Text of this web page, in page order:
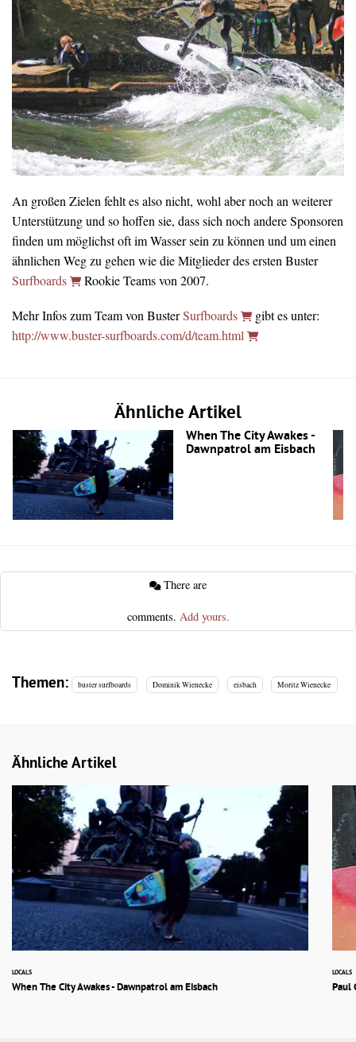
An großen Zielen fehlt es also nicht, wohl aber noch an weiterer
Unterstützung und so hoffen sie, dass sich noch andere Sponsoren
finden um möglichst oft im Wasser sein zu können und um einen
ähnlichen Weg zu gehen wie die Mitglieder des ersten Buster
Surfboards
Rookie Teams von 2007.
Mehr Infos zum Team von BusterSurfboards
gibt es unter:
http://www.buster-surfboards.com/d/team.html
Ähnliche Artikel
When The City Awakes -
Dawnpatrol am Eisbach
comments. Add yours.
Themen: buster surfboards Dominik Wienecke eisbach Moritz Wienecke
Ähnliche Artikel
LOCALS
When The City Awakes - Dawnpatrol am Eisbach
LOCALS
Paul